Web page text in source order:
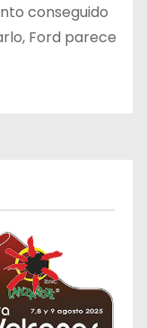
conseguido
Ford parece